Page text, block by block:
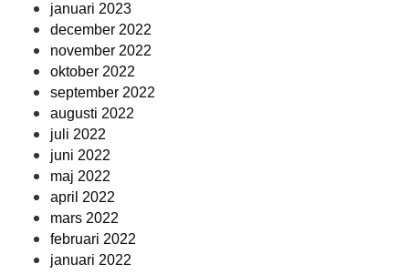
januari 2023
december 2022
november 2022
oktober 2022
september 2022
augusti 2022
juli 2022
juni 2022
maj 2022
april 2022
mars 2022
februari 2022
januari 2022